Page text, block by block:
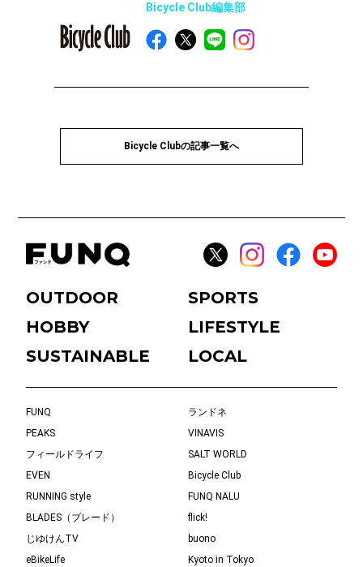
Bicycle Club編集部
Bicycle Clubの記事一覧へ
OUTDOOR
SPORTS
HOBBY
LIFESTYLE
SUSTAINABLE
LOCAL
FUNQ
ランドネ
PEAKS
VINAVIS
フィールドライフ
SALT WORLD
EVEN
Bicycle Club
RUNNING style
FUNQ NALU
BLADES（ブレード）
flick!
じゆけんTV
buono
eBikeLife
Kyoto in Tokyo